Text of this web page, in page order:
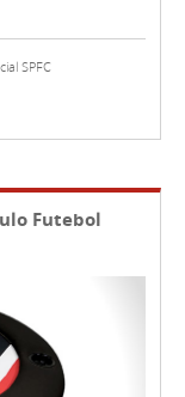
SPFC
Futebol